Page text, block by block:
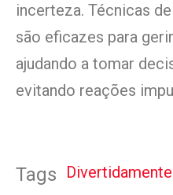
incerteza. Técnicas
são eficazes para
ajudando a tomar
evitando reações
Tags